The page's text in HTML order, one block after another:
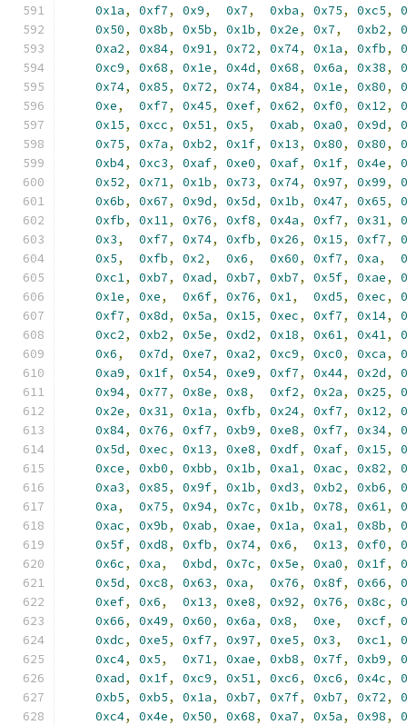
0x1a, 0xf7, 0x9, 0x7, 0xba, 0x75, 0xc5,
0x50, 0x8b, 0x5b, 0x1b, 0x2e, 0x7, 0xb2,
0xa2, 0x84, 0x91, 0x72, 0x74, 0x1a, 0xfb,
0xc9, 0x68, 0x1e, 0x4d, 0x68, 0x6a, 0x38,
0x74, 0x85, 0x72, 0x74, 0x84, 0x1e, 0x80,
0xe, 0xf7, 0x45, 0xef, 0x62, 0xf0, 0x12,
0x15, 0xcc, 0x51, 0x5, 0xab, 0xa0, 0x9d,
0x75, 0x7a, 0xb2, 0x1f, 0x13, 0x80, 0x80,
0xb4, 0xc3, 0xaf, 0xe0, 0xaf, 0x1f, 0x4e,
0x52, 0x71, 0x1b, 0x73, 0x74, 0x97, 0x99,
0x6b, 0x67, 0x9d, 0x5d, 0x1b, 0x47, 0x65,
0xfb, 0x11, 0x76, 0xf8, 0x4a, 0xf7, 0x31,
0x3, 0xf7, 0x74, 0xfb, 0x26, 0x15, 0xf7,
0x5, 0xfb, 0x2, 0x6, 0x60, 0xf7, 0xa,
0xc1, 0xb7, 0xad, 0xb7, 0xb7, 0x5f, 0xae,
0x1e, 0xe, 0x6f, 0x76, 0x1, 0xd5, 0xec,
0xf7, 0x8d, 0x5a, 0x15, 0xec, 0xf7, 0x14,
0xc2, 0xb2, 0x5e, 0xd2, 0x18, 0x61, 0x41,
0x6, 0x7d, 0xe7, 0xa2, 0xc9, 0xc0, 0xca,
0xa9, 0x1f, 0x54, 0xe9, 0xf7, 0x44, 0x2d,
0x94, 0x77, 0x8e, 0x8, 0xf2, 0x2a, 0x25,
0x2e, 0x31, 0x1a, 0xfb, 0x24, 0xf7, 0x12,
0x84, 0x76, 0xf7, 0xb9, 0xe8, 0xf7, 0x34,
0x5d, 0xec, 0x13, 0xe8, 0xdf, 0xaf, 0x15,
0xce, 0xb0, 0xbb, 0x1b, 0xa1, 0xac, 0x82,
0xa3, 0x85, 0x9f, 0x1b, 0xd3, 0xb2, 0xb6,
0xa, 0x75, 0x94, 0x7c, 0x1b, 0x78, 0x61,
0xac, 0x9b, 0xab, 0xae, 0x1a, 0xa1, 0x8b,
0x5f, 0xd8, 0xfb, 0x74, 0x6, 0x13, 0xf0,
0x6c, 0xa, 0xbd, 0x7c, 0x5e, 0xa0, 0x1f,
0x5d, 0xc8, 0x63, 0xa, 0x76, 0x8f, 0x66,
0xef, 0x6, 0x13, 0xe8, 0x92, 0x76, 0x8c,
0x66, 0x49, 0x60, 0x6a, 0x8, 0xe, 0xcf,
0xdc, 0xe5, 0xf7, 0x97, 0xe5, 0x3, 0xc1,
0xc4, 0x5, 0x71, 0xae, 0xb8, 0x7f, 0xb9,
0xad, 0x1f, 0xc9, 0x51, 0xc6, 0xc6, 0x4c,
0xb5, 0xb5, 0x1a, 0xb7, 0x7f, 0xb7, 0x72,
0xc4, 0x4e, 0x50, 0x68, 0xa7, 0x5a, 0x98,